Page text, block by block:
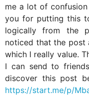
me a lot of
you for putting this
logically from the
noticed that the post
which I really value.
I can send to
discover this post
https://start.me/p/